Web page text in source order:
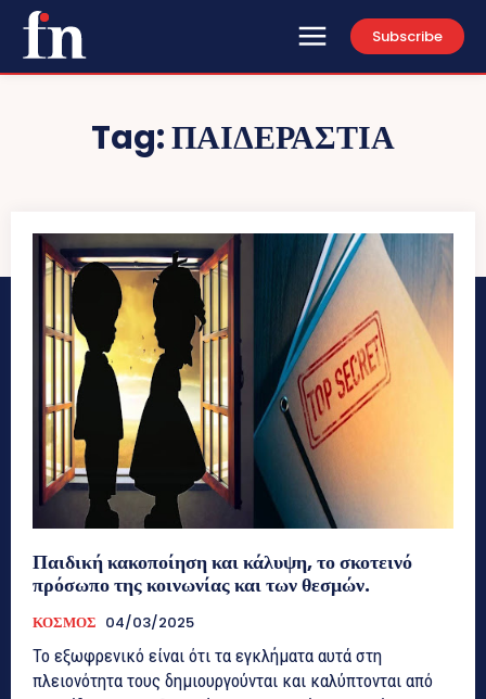
Subscribe
Tag:ΠΑΙΔΕΡΑΣΤΙΑ
Παιδική κακοποίηση και κάλυψη, το σκοτεινό
πρόσωπο της κοινωνίας και των θεσμών.
ΚΟΣΜΟΣ 04/03/2025
Το εξωφρενικό είναι ότι τα εγκλήματα αυτά στη
πλειονότητα τους δημιουργούνται και καλύπτονται από